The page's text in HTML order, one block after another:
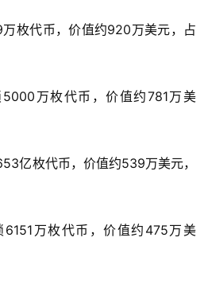
万枚代币，价值约920万美元，占
万枚代币，价值约781万美
亿枚代币，价值约539万美元，
6151万枚代币，价值约475万美